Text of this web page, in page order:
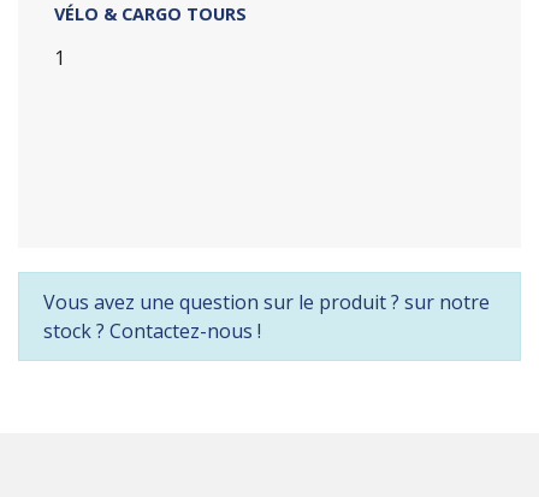
VÉLO & CARGO TOURS
1
Vous avez une question sur le produit ? sur notre
stock ? Contactez-nous !